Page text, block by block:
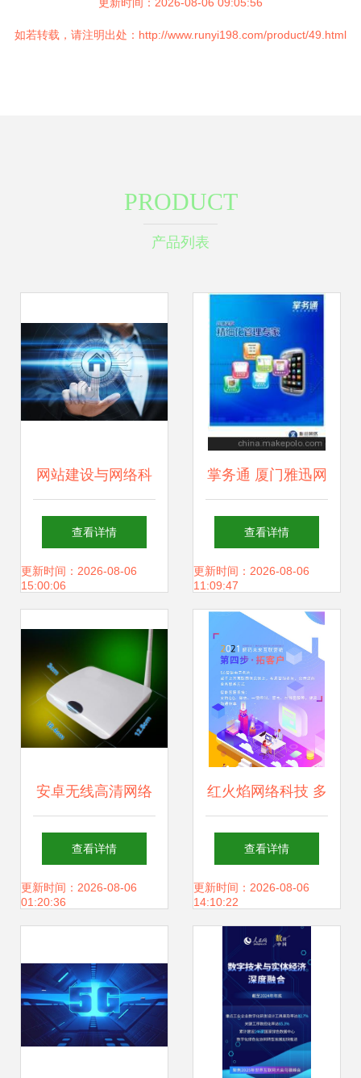
如若转载，请注明出处：http://www.runyi198.com/product/49.html
PRODUCT
产品列表
网站建设与网络科
技开发的整合营销
方案 25个吸引客流
查看详情
更新时间：2026-08-06
15:00:06
掌务通 厦门雅迅网
络科技的专业网络
科技开发解决方案
查看详情
更新时间：2026-08-06
11:09:47
安卓无线高清网络
电视 A084网络播
放器的科技魅力与
查看详情
更新时间：2026-08-06
01:20:36
红火焰网络科技 多
年经验铸就负责任
的品牌推广公司
查看详情
更新时间：2026-08-06
14:10:22